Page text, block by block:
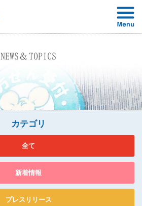
NEWS＆TOPICS
カテゴリ
全て
新着情報
プレスリリース